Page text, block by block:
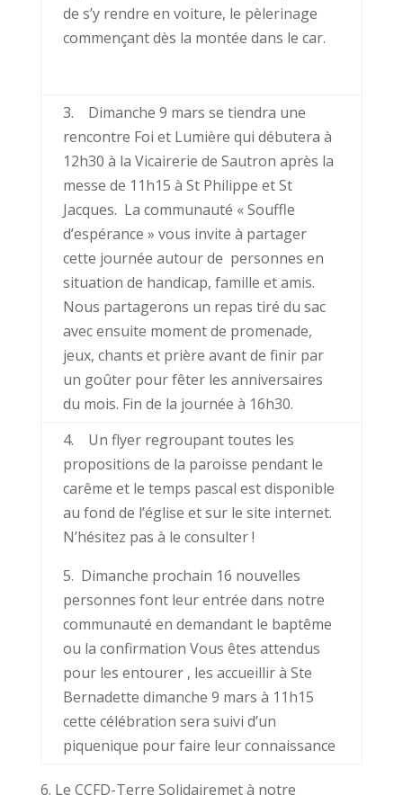
de s’y rendre en voiture, le pèlerinage
commençant dès la montée dans le car.
3. Dimanche 9 mars se tiendra une
rencontre Foi et Lumière qui débutera à
12h30 à la Vicairerie de Sautron après la
messe de 11h15 à St Philippe et St
Jacques. La communauté « Souffle
d’espérance » vous invite à partager
cette journée autour de personnes en
situation de handicap, famille et amis.
Nous partagerons un repas tiré du sac
avec ensuite moment de promenade,
jeux, chants et prière avant de finir par
un goûter pour fêter les anniversaires
du mois. Fin de la journée à 16h30.
4. Un flyer regroupant toutes les
propositions de la paroisse pendant le
carême et le temps pascal est disponible
au fond de l’église et sur le site internet.
N’hésitez pas à le consulter !
5. Dimanche prochain 16 nouvelles
personnes font leur entrée dans notre
communauté en demandant le baptême
ou la confirmation Vous êtes attendus
pour les entourer , les accueillir à Ste
Bernadette dimanche 9 mars à 11h15
cette célébration sera suivi d’un
piquenique pour faire leur connaissance
6. Le CCFD-Terre Solidairemet à notre